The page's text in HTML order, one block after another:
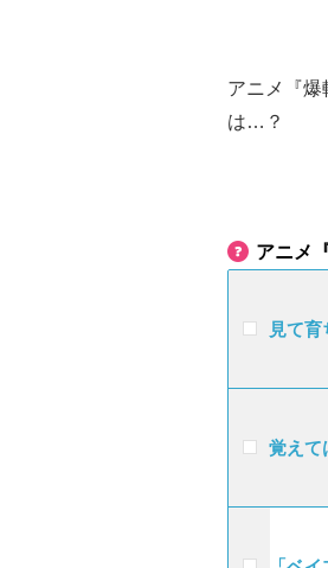
アニメ『
は…？
アニメ
見て育
覚えて